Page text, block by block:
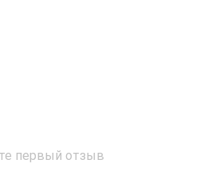
первый отзыв